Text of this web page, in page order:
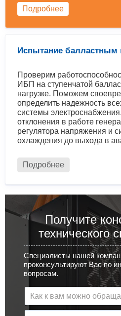
Подробнее
Испытание балластным
Проверим
ИБП на ступенчатой
нагрузке. Поможем
определить надежность
системы
отклонения в работе
регулятора напряжения и
охлаждения до выхода в
Подробнее
Получите
технического
Специалисты нашей
проконсультируют Вас по
вопросам.